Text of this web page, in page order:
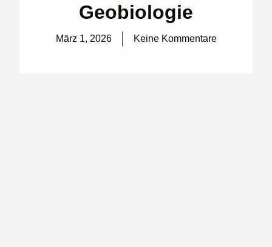
Geobiologie
März 1, 2026 Keine Kommentare